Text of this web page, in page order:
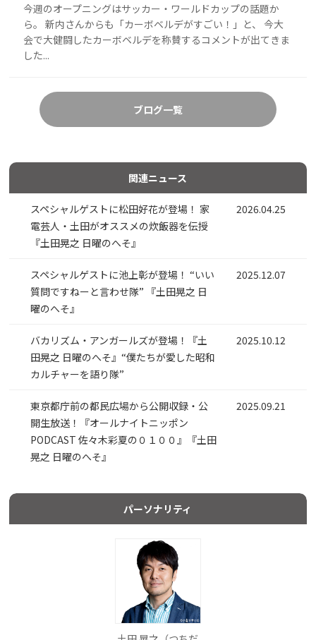
今週のオープニングはサッカー・ワールドカップの話題か
ら。 新内さんからも「カーボベルデがすごい！」と、 今大
会で大健闘したカーボベルデを称賛するコメントが出てきま
した...
ブログ一覧
関連ニュース
スペシャルゲストに松田好花が登場！ 家
電芸人・土田がオススメの炊飯器を伝授
『土田晃之 日曜のへそ』
2026.04.25
スペシャルゲストに池上彰が登場！ “いい
質問ですねーと言わせ隊” 『土田晃之 日
曜のへそ』
2025.12.07
バカリズム・アンガールズが登場！『土
田晃之 日曜のへそ』“僕たちが愛した昭和
カルチャーを語り隊”
2025.10.12
東京都庁前の都民広場から公開収録・公
開生放送！『オールナイトニッポン
PODCAST 佐々木彩夏の０１００』『土田
晃之 日曜のへそ』
2025.09.21
パーソナリティ